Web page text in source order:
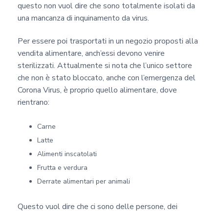
questo non vuol dire che sono totalmente isolati da
una mancanza di inquinamento da virus.
Per essere poi trasportati in un negozio proposti alla
vendita alimentare, anch’essi devono venire
sterilizzati. Attualmente si nota che l’unico settore
che non è stato bloccato, anche con l’emergenza del
Corona Virus, è proprio quello alimentare, dove
rientrano:
Carne
Latte
Alimenti inscatolati
Frutta e verdura
Derrate alimentari per animali
Questo vuol dire che ci sono delle persone, dei